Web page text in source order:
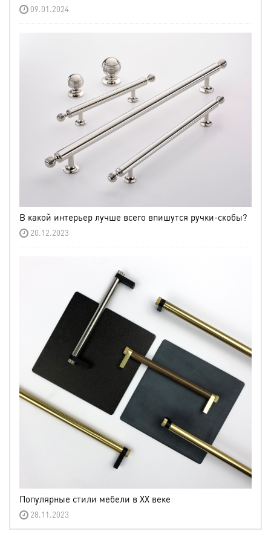
09.01.2024
В какой интерьер лучше всего впишутся ручки-скобы?
20.12.2023
Популярные стили мебели в XX веке
28.11.2023